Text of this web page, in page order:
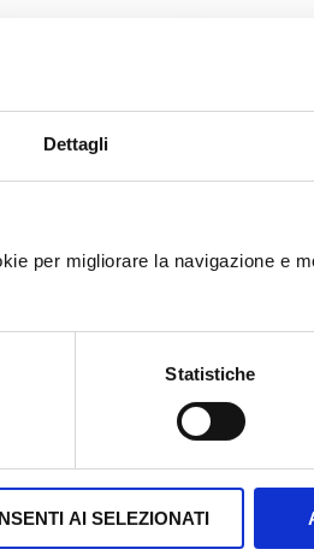
Dettagli
per migliorare la navigazione e
Statistiche
AI SELEZIONATI
David Hunter,
di insegnamento
agli alunni di impararla
geografiche
e dover